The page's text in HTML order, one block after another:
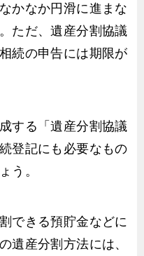
かなか円滑に進まな
ただ、遺産分割協議
続の申告には期限が
する「遺産分割協議
登記にも必要なもの
う。
できる預貯金などに
遺産分割方法には、